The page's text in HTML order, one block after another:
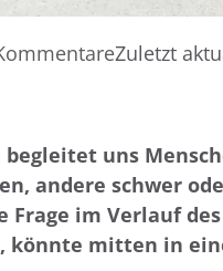
Zuletzt
uns
andere schwer
im Verlauf
könnte mitten in